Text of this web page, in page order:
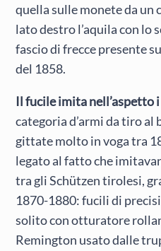
quella sulle monete da un
lato destro l’aquila con lo
fascio di frecce presente
del 1858.
Il fucile imita nell’aspetto i
categoria d’armi da tiro al
gittate molto in voga tra
legato al fatto che
tra gli Schützen tirolesi,
1870-1880: fucili di
solito con otturatore
Remington usato dalle